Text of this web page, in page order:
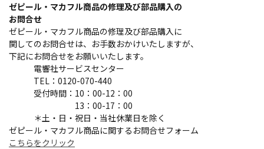
ゼピール・マカフル商品の修理及び部品購入の
お問合せ
ゼピール・マカフル商品の修理及び部品購入に
関してのお問合せは、お手数おかけいたしますが、
下記にお問合せをお願いいたします。
電響社サービスセンター
TEL：0120-070-440
受付時間：10：00-12：00
13：00-17：00
＊土・日・祝日・当社休業日を除く
ゼピール・マカフル商品に関するお問合せフォーム
こちらをクリック